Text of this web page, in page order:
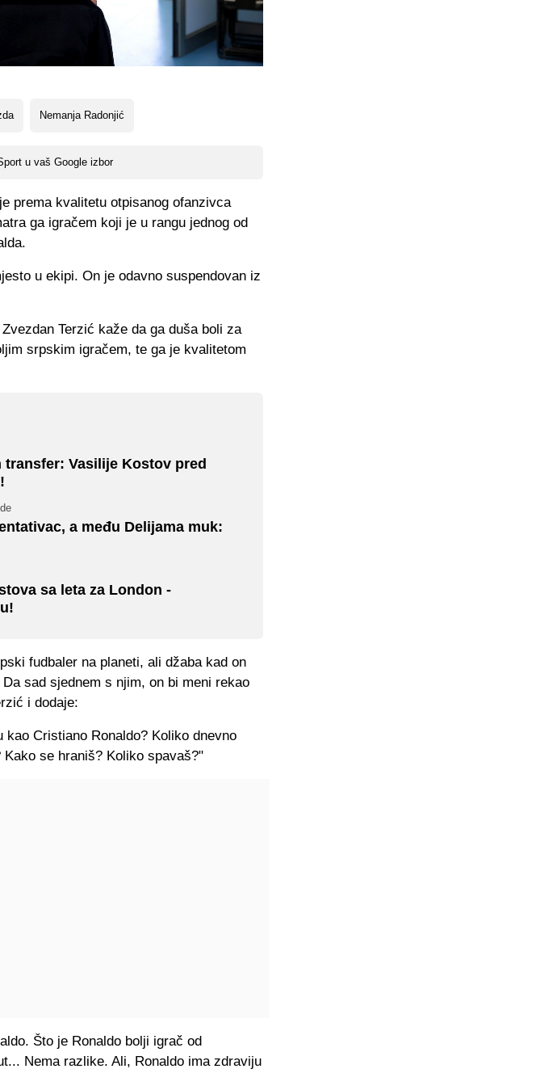
Nemanja Radonjić
u vaš Google izbor
prema kvalitetu otpisanog ofanzivca
ga igračem koji je u rangu jednog od
u ekipi. On je odavno suspendovan iz
Terzić kaže da ga duša boli za
srpskim igračem, te ga je kvalitetom
Vasilije Kostov pred
a među Delijama muk:
sa leta za London -
fudbaler na planeti, ali džaba kad on
sad sjednem s njim, on bi meni rekao
i dodaje:
Cristiano Ronaldo? Koliko dnevno
se hraniš? Koliko spavaš?"
Što je Ronaldo bolji igrač od
Nema razlike. Ali, Ronaldo ima zdraviju